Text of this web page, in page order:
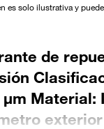
es solo ilustrativa y
de
Material:
exterior